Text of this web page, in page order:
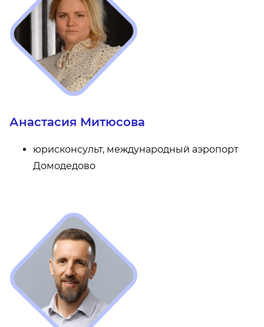
Анастасия Митюсова
юрисконсульт, международный аэропорт
Домодедово